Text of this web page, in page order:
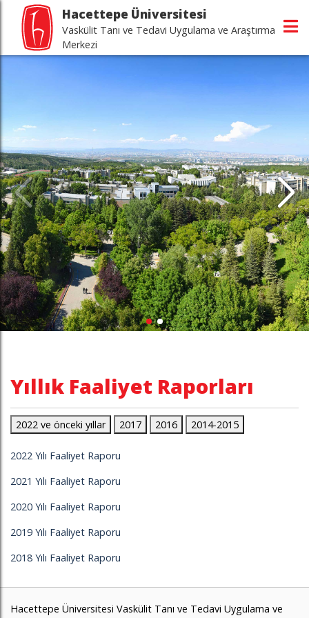
Hacettepe Üniversitesi
Vaskülit Tanı ve Tedavi Uygulama ve Araştırma
Merkezi
Yıllık Faaliyet Raporları
2022 ve önceki yıllar 2017 2016 2014-2015
2022 Yılı Faaliyet Raporu
2021 Yılı Faaliyet Raporu
2020 Yılı Faaliyet Raporu
2019 Yılı Faaliyet Raporu
2018 Yılı Faaliyet Raporu
Hacettepe Üniversitesi Vaskülit Tanı ve Tedavi Uygulama ve